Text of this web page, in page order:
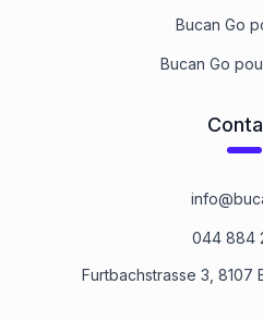
Bucan Go
Bucan Go
044 884
Furtbachstrasse 3, 8107